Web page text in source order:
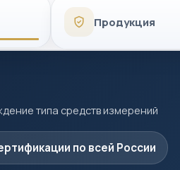
Продукция
типа средств измерений
по всей России